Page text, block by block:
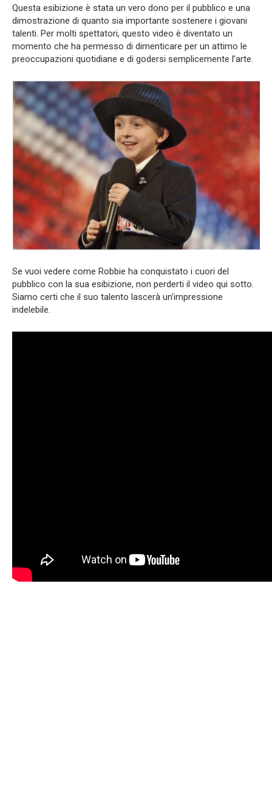
Questa esibizione è stata un vero dono per il pubblico e una
dimostrazione di quanto sia importante sostenere i giovani
talenti. Per molti spettatori, questo video è diventato un
momento che ha permesso di dimenticare per un attimo le
preoccupazioni quotidiane e di godersi semplicemente l’arte.
Se vuoi vedere come Robbie ha conquistato i cuori del
pubblico con la sua esibizione, non perderti il video qui sotto.
Siamo certi che il suo talento lascerà un’impressione
indelebile.